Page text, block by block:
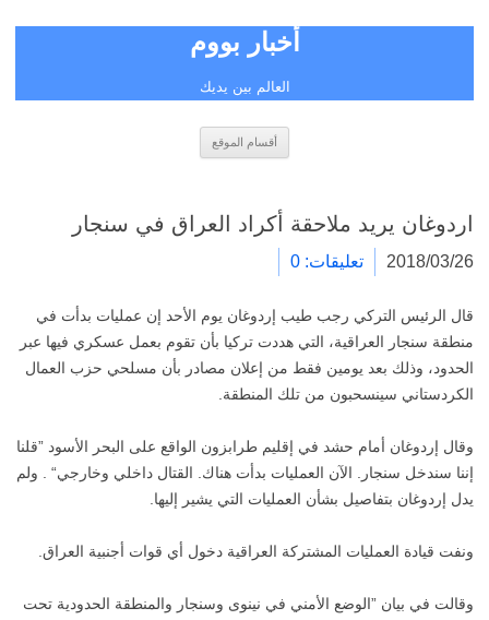
أخبار بووم
العالم بين يديك
أقسام الموقع
اردوغان يريد ملاحقة أكراد العراق في سنجار
2018/03/26 تعليقات: 0
قال الرئيس التركي رجب طيب إردوغان يوم الأحد إن عمليات بدأت في
منطقة سنجار العراقية، التي هددت تركيا بأن تقوم بعمل عسكري فيها عبر
الحدود، وذلك بعد يومين فقط من إعلان مصادر بأن مسلحي حزب العمال
الكردستاني سينسحبون من تلك المنطقة.
وقال إردوغان أمام حشد في إقليم طرابزون الواقع على البحر الأسود ”قلنا
إننا سندخل سنجار. الآن العمليات بدأت هناك. القتال داخلي وخارجي“ . ولم
يدل إردوغان بتفاصيل بشأن العمليات التي يشير إليها.
ونفت قيادة العمليات المشتركة العراقية دخول أي قوات أجنبية العراق.
وقالت في بيان ”الوضع الأمني في نينوى وسنجار والمنطقة الحدودية تحت